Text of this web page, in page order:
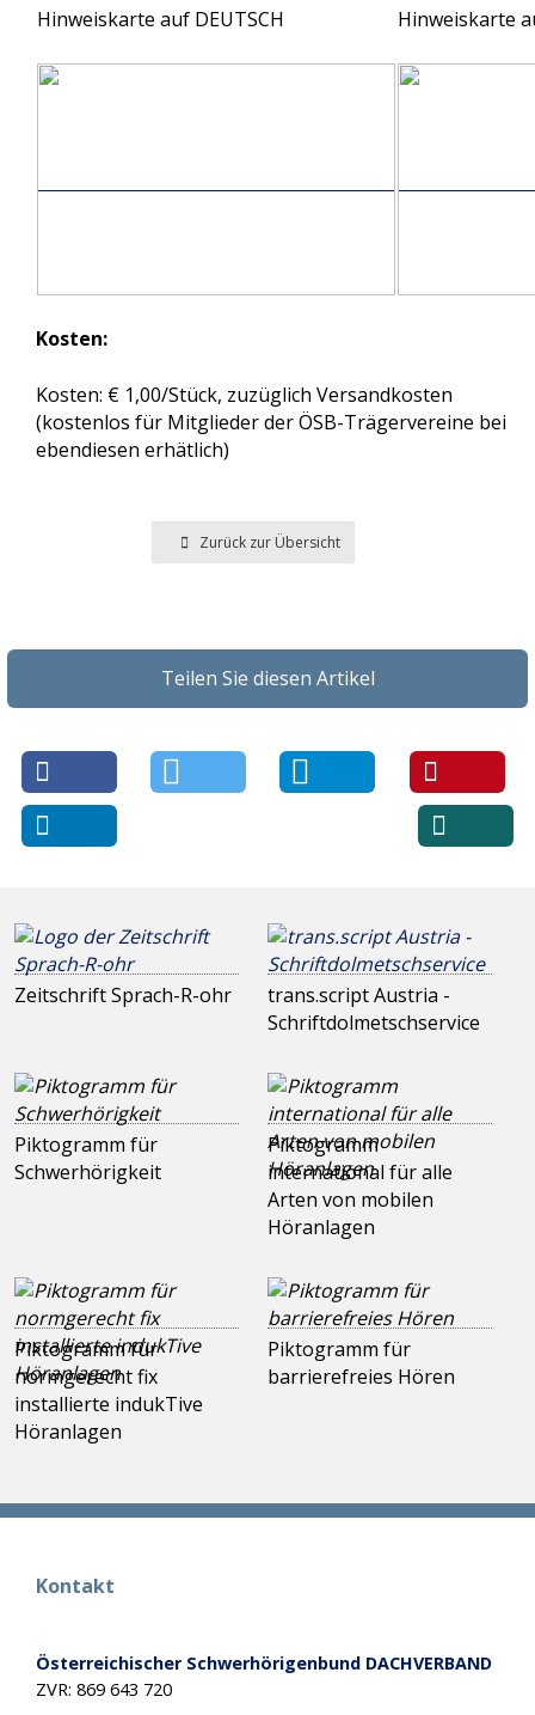
Sprach-R-ohr
Kontakt
Hinweiskarte auf DEUTSCH Hinweiskarte
Kosten:
Kosten: € 1,00/Stück, zuzüglich Versandkosten
(kostenlos für Mitglieder der ÖSB-Trägervereine bei
ebendiesen erhätlich)
Zurück zur Übersicht
Teilen Sie diesen Artikel
Zeitschrift Sprach-R-ohr
trans.script Austria -
Schriftdolmetschservice
Piktogramm für
Schwerhörigkeit
Piktogramm
international für alle
Arten von mobilen
Höranlagen
Piktogramm für
normgerecht fix
installierte indukTive
Höranlagen
Piktogramm für
barrierefreies Hören
Kontakt
Österreichischer Schwerhörigenbund DACHVERBAND
ZVR: 869 643 720